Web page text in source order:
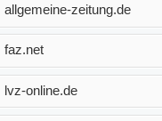
allgemeine-zeitung.de
faz.net
lvz-online.de